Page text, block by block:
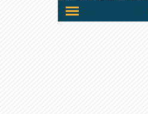
Attiva/disattiva
navigazione